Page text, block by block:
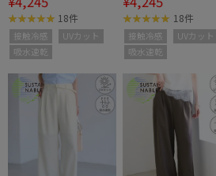
冷感・UVカット・速乾
18件
接触冷感
UVカット
吸水速乾
冷感・UVカット・速乾
18件
接触冷感
UVカット
吸水速乾